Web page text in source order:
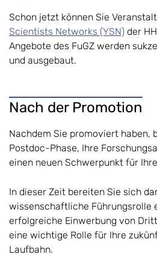
Schon jetzt können Sie
Scientists Networks (YSN) der
Angebote des FuGZ werden
und ausgebaut.
Nach der Promotion
Nachdem Sie promoviert haben,
Postdoc-Phase, Ihre
einen neuen Schwerpunkt für
In dieser Zeit bereiten Sie sich
wissenschaftliche Führungsrolle
erfolgreiche Einwerbung von
eine wichtige Rolle für Ihre
Laufbahn.